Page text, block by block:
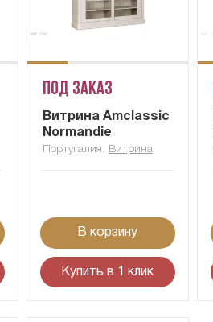
Под заказ
Витрина Amclassic
Normandie
Португалия , Витрина
В корзину
Купить в 1 клик